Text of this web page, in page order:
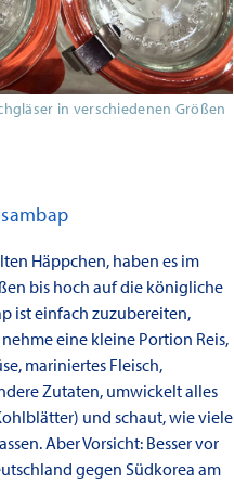
in verschiedenen Größen
Häppchen, haben es im
bis hoch auf die königliche
ist einfach zuzubereiten,
eine kleine Portion Reis,
mariniertes Fleisch,
Zutaten, umwickelt alles
und schaut, wie viele
Aber Vorsicht: Besser vor
gegen Südkorea am